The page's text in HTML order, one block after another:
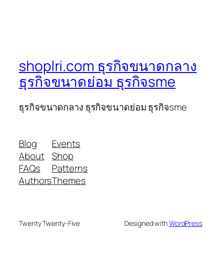
shoplri.com ธุรกิจขนาดกลาง
ธุรกิจขนาดย่อม ธุรกิจsme
ธุรกิจขนาดกลาง ธุรกิจขนาดย่อม ธุรกิจsme
Blog
About
FAQs
Authors
Events
Shop
Patterns
Themes
Twenty Twenty-Five Designed withWordPress